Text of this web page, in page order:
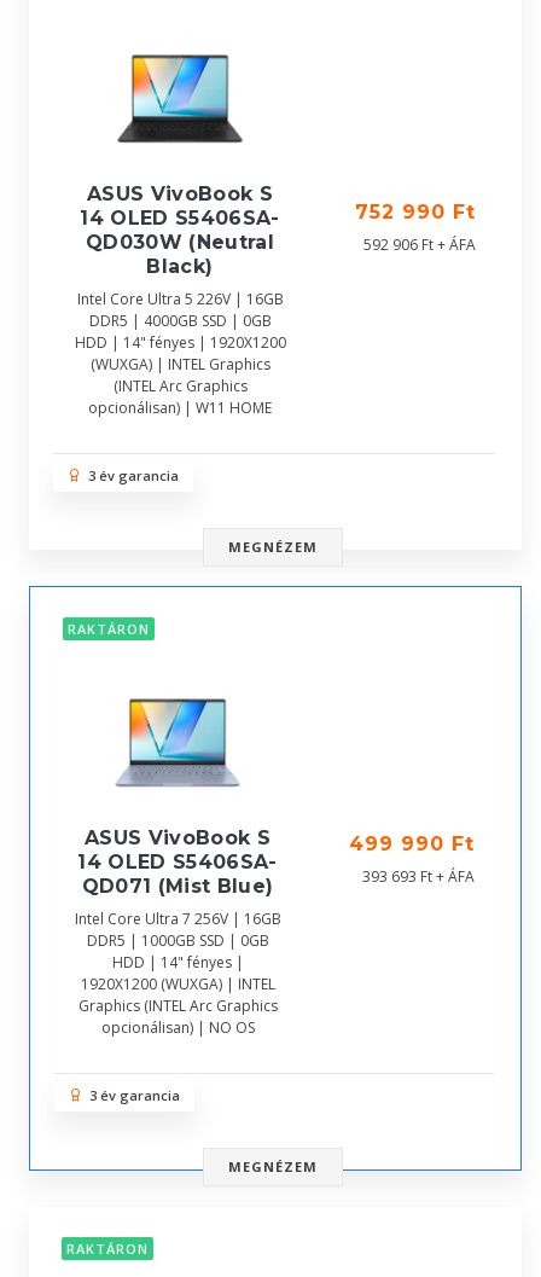
ASUS VivoBook S
14 OLED S5406SA-
QD030W (Neutral
Black)
Intel Core Ultra 5 226V | 16GB
DDR5 | 4000GB SSD | 0GB
HDD | 14" fényes | 1920X1200
(WUXGA) | INTEL Graphics
(INTEL Arc Graphics
opcionálisan) | W11 HOME
752 990 Ft
592 906 Ft + ÁFA
3 év garancia
MEGNÉZEM
RAKTÁRON
ASUS VivoBook S
14 OLED S5406SA-
QD071 (Mist Blue)
Intel Core Ultra 7 256V | 16GB
DDR5 | 1000GB SSD | 0GB
HDD | 14" fényes |
1920X1200 (WUXGA) | INTEL
Graphics (INTEL Arc Graphics
opcionálisan) | NO OS
499 990 Ft
393 693 Ft + ÁFA
3 év garancia
MEGNÉZEM
RAKTÁRON